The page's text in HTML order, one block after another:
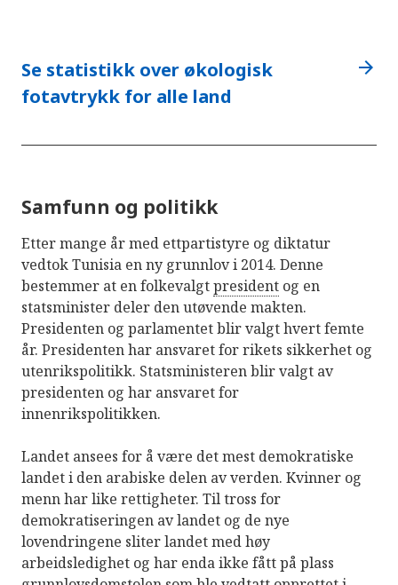
Se statistikk over økologisk
fotavtrykk for alle land
arrow_forward
Samfunn og politikk
Etter mange år med ettpartistyre og diktatur
vedtok Tunisia en ny grunnlov i 2014. Denne
bestemmer at en folkevalgtpresident og en
statsminister deler den utøvende makten.
Presidenten og parlamentet blir valgt hvert femte
år. Presidenten har ansvaret for rikets sikkerhet og
utenrikspolitikk. Statsministeren blir valgt av
presidenten og har ansvaret for
innenrikspolitikken.
Landet ansees for å være det mest demokratiske
landet i den arabiske delen av verden. Kvinner og
menn har like rettigheter. Til tross for
demokratiseringen av landet og de nye
lovendringene sliter landet med høy
arbeidsledighet og har enda ikke fått på plass